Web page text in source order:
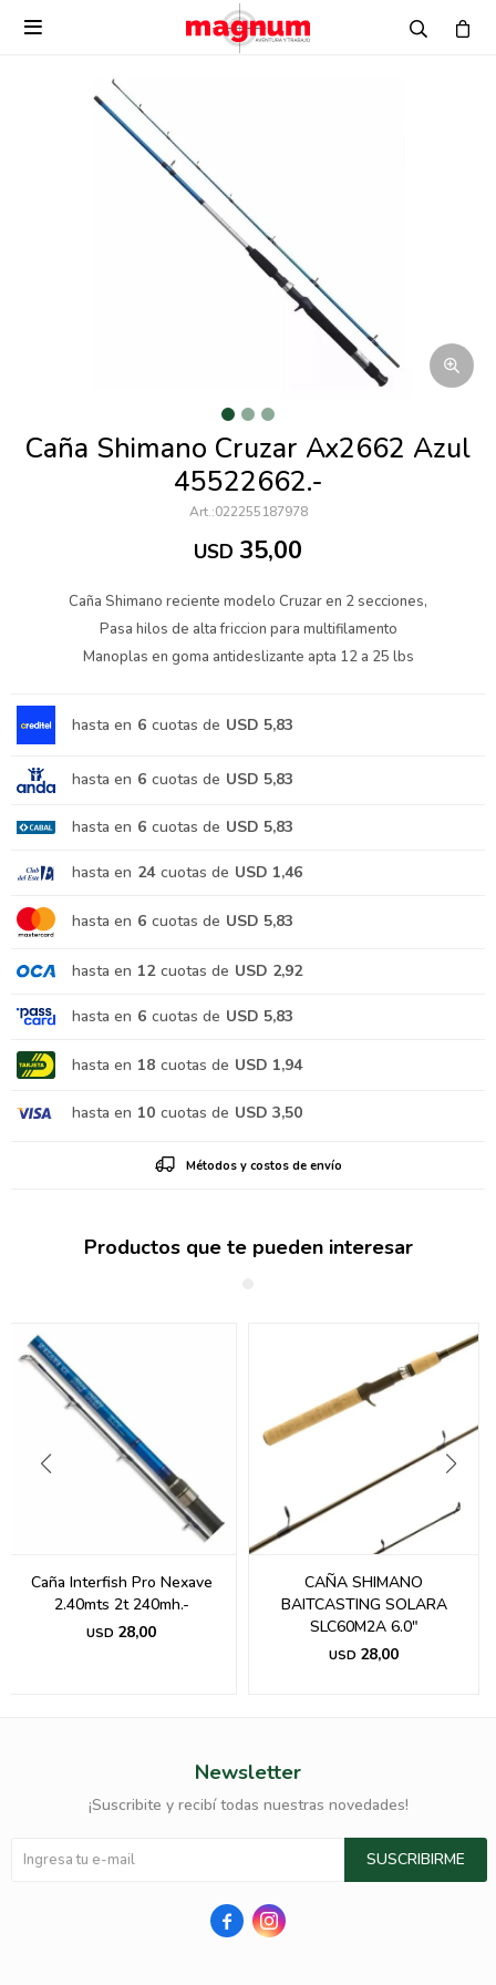

Caña Shimano Cruzar Ax2662 Azul
45522662.-
022255187978
USD 35,00
Caña Shimano reciente modelo Cruzar en 2 secciones,
Pasa hilos de alta friccion para multifilamento
Manoplas en goma antideslizante apta 12 a 25 lbs
hasta en 6 cuotas de USD 5,83
hasta en 6 cuotas de USD 5,83
hasta en 6 cuotas de USD 5,83
hasta en 24 cuotas de USD 1,46
hasta en 6 cuotas de USD 5,83
hasta en 12 cuotas de USD 2,92
hasta en 6 cuotas de USD 5,83
hasta en 18 cuotas de USD 1,94
hasta en 10 cuotas de USD 3,50
Métodos y costos de envío
Productos que te pueden interesar
Caña Interfish Pro Nexave
2.40mts 2t 240mh.-
USD 28,00
CAÑA SHIMANO
BAITCASTING SOLARA
SLC60M2A 6.0"
USD 28,00
Newsletter
¡Suscribite y recibí todas nuestras novedades!
SUSCRIBIRME
 